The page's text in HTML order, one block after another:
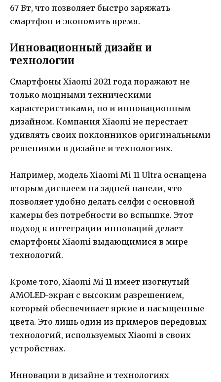
67 Вт, что позволяет быстро заряжать
смартфон и экономить время.
Инновационный дизайн и
технологии
Смартфоны Xiaomi 2021 года поражают не
только мощными техническими
характеристиками, но и инновационным
дизайном. Компания Xiaomi не перестает
удивлять своих поклонников оригинальными
решениями в дизайне и технологиях.
Например, модель Xiaomi Mi 11 Ultra оснащена
вторым дисплеем на задней панели, что
позволяет удобно делать селфи с основной
камеры без потребности во вспышке. Этот
подход к интеграции инноваций делает
смартфоны Xiaomi выдающимися в мире
технологий.
Кроме того, Xiaomi Mi 11 имеет изогнутый
AMOLED-экран с высоким разрешением,
который обеспечивает яркие и насыщенные
цвета. Это лишь один из примеров передовых
технологий, используемых Xiaomi в своих
устройствах.
Инновации в дизайне и технологиях